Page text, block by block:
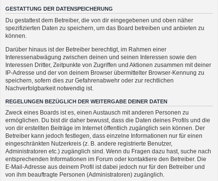
GESTATTUNG DER DATENSPEICHERUNG
Du gestattest dem Betreiber, die von dir eingegebenen und oben näher
spezifizierten Daten zu speichern, um das Board betreiben und anbieten zu
können.
Darüber hinaus ist der Betreiber berechtigt, im Rahmen einer
Interessenabwägung zwischen deinen und seinen Interessen sowie den
Interessen Dritter, Zeitpunkte von Zugriffen und Aktionen zusammen mit deiner
IP-Adresse und der von deinem Browser übermittelter Browser-Kennung zu
speichern, sofern dies zur Gefahrenabwehr oder zur rechtlichen
Nachverfolgbarkeit notwendig ist.
REGELUNGEN BEZÜGLICH DER WEITERGABE DEINER DATEN
Zweck eines Boards ist es, einen Austausch mit anderen Personen zu
ermöglichen. Du bist dir daher bewusst, dass die Daten deines Profils und die
von dir erstellten Beiträge im Internet öffentlich zugänglich sein können. Der
Betreiber kann jedoch festlegen, dass einzelne Informationen nur für einen
eingeschränkten Nutzerkreis (z. B. andere registrierte Benutzer,
Administratoren etc.) zugänglich sind. Wenn du Fragen dazu hast, suche nach
entsprechenden Informationen im Forum oder kontaktiere den Betreiber. Die
E-Mail-Adresse aus deinem Profil ist dabei jedoch nur für den Betreiber und
von ihm beauftragte Personen (Administratoren) zugänglich.